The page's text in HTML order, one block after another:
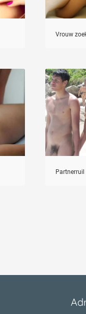
Vrouw
Partnerruil